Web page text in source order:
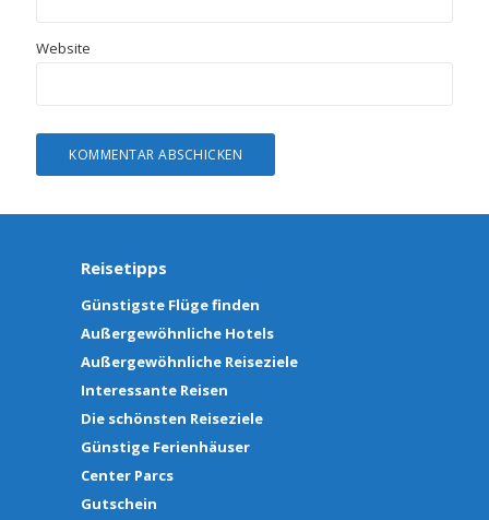
Website
Reisetipps
Günstigste Flüge finden
Außergewöhnliche Hotels
Außergewöhnliche Reiseziele
Interessante Reisen
Die schönsten Reiseziele
Günstige Ferienhäuser
Center Parcs
Gutschein